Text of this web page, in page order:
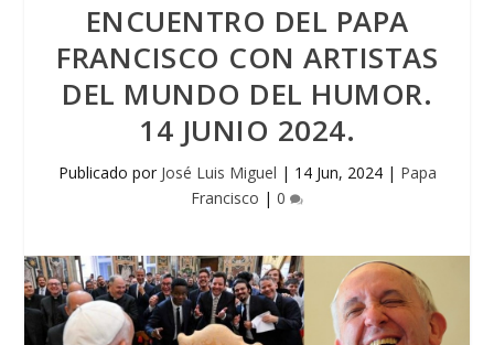
ENCUENTRO DEL PAPA
FRANCISCO CON ARTISTAS
DEL MUNDO DEL HUMOR.
14 JUNIO 2024.
Publicado por José Luis Miguel | 14 Jun, 2024| Papa
Francisco | 0